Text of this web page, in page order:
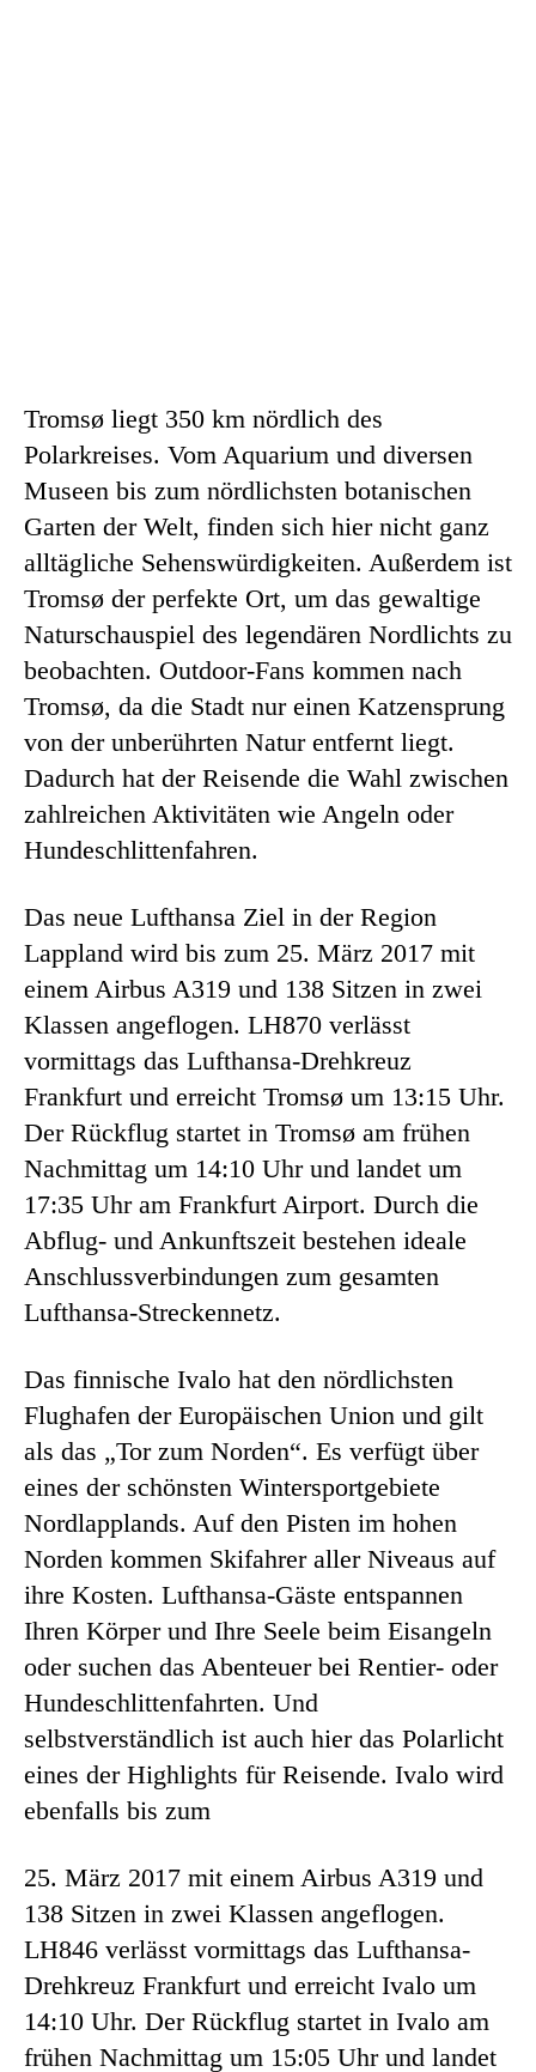
Tromsø liegt 350 km nördlich des
Polarkreises. Vom Aquarium und diversen
Museen bis zum nördlichsten botanischen
Garten der Welt, finden sich hier nicht ganz
alltägliche Sehenswürdigkeiten. Außerdem ist
Tromsø der perfekte Ort, um das gewaltige
Naturschauspiel des legendären Nordlichts zu
beobachten. Outdoor-Fans kommen nach
Tromsø, da die Stadt nur einen Katzensprung
von der unberührten Natur entfernt liegt.
Dadurch hat der Reisende die Wahl zwischen
zahlreichen Aktivitäten wie Angeln oder
Hundeschlittenfahren.
Das neue Lufthansa Ziel in der Region
Lappland wird bis zum 25. März 2017 mit
einem Airbus A319 und 138 Sitzen in zwei
Klassen angeflogen. LH870 verlässt
vormittags das Lufthansa-Drehkreuz
Frankfurt und erreicht Tromsø um 13:15 Uhr.
Der Rückflug startet in Tromsø am frühen
Nachmittag um 14:10 Uhr und landet um
17:35 Uhr am Frankfurt Airport. Durch die
Abflug- und Ankunftszeit bestehen ideale
Anschlussverbindungen zum gesamten
Lufthansa-Streckennetz.
Das finnische Ivalo hat den nördlichsten
Flughafen der Europäischen Union und gilt
als das „Tor zum Norden“. Es verfügt über
eines der schönsten Wintersportgebiete
Nordlapplands. Auf den Pisten im hohen
Norden kommen Skifahrer aller Niveaus auf
ihre Kosten. Lufthansa-Gäste entspannen
Ihren Körper und Ihre Seele beim Eisangeln
oder suchen das Abenteuer bei Rentier- oder
Hundeschlittenfahrten. Und
selbstverständlich ist auch hier das Polarlicht
eines der Highlights für Reisende. Ivalo wird
ebenfalls bis zum
25. März 2017 mit einem Airbus A319 und
138 Sitzen in zwei Klassen angeflogen.
LH846 verlässt vormittags das Lufthansa-
Drehkreuz Frankfurt und erreicht Ivalo um
14:10 Uhr. Der Rückflug startet in Ivalo am
frühen Nachmittag um 15:05 Uhr und landet